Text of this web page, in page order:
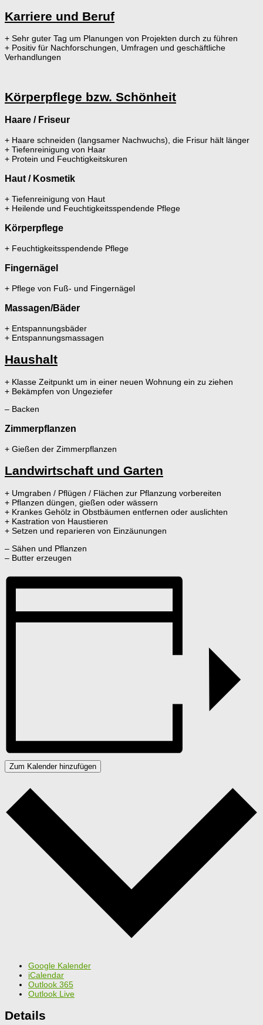
Karriere und Beruf
+ Sehr guter Tag um Planungen von Projekten durch zu führen
+ Positiv für Nachforschungen, Umfragen und geschäftliche
Verhandlungen
Körperpflege bzw. Schönheit
Haare / Friseur
+ Haare schneiden (langsamer Nachwuchs), die Frisur hält länger
+ Tiefenreinigung von Haar
+ Protein und Feuchtigkeitskuren
Haut / Kosmetik
+ Tiefenreinigung von Haut
+ Heilende und Feuchtigkeitsspendende Pflege
Körperpflege
+ Feuchtigkeitsspendende Pflege
Fingernägel
+ Pflege von Fuß- und Fingernägel
Massagen/Bäder
+ Entspannungsbäder
+ Entspannungsmassagen
Haushalt
+ Klasse Zeitpunkt um in einer neuen Wohnung ein zu ziehen
+ Bekämpfen von Ungeziefer
– Backen
Zimmerpflanzen
+ Gießen der Zimmerpflanzen
Landwirtschaft und Garten
+ Umgraben / Pflügen / Flächen zur Pflanzung vorbereiten
+ Pflanzen düngen, gießen oder wässern
+ Krankes Gehölz in Obstbäumen entfernen oder auslichten
+ Kastration von Haustieren
+ Setzen und reparieren von Einzäunungen
– Sähen und Pflanzen
– Butter erzeugen
Zum Kalender hinzufügen
Google Kalender
iCalendar
Outlook 365
Outlook Live
Details